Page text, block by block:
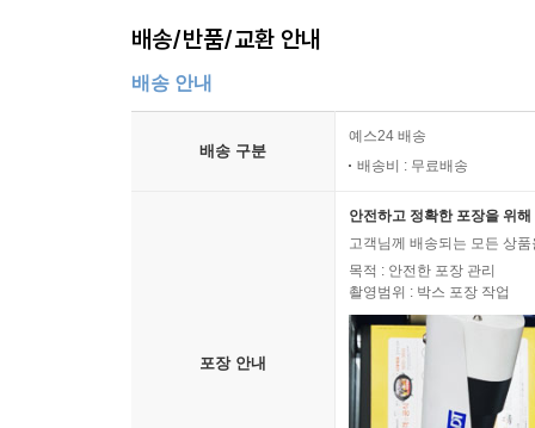
배송/반품/교환 안내
배송 안내
배송 구분
예스24 배송
배송비 : 무료배송
포장 안내
안전하고 정확한 포장을 위
고객님께 배송되는 모든 상
목적 : 안전한 포장 관리
촬영범위 : 박스 포장 작업